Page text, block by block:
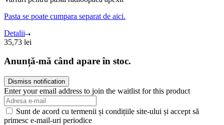
Pasta se poate cumpara separat de aici.
Detalii
35,73 lei
Anunță-mă când apare în stoc.
Dismiss notification
Enter your email address to join the waitlist for this product
Sunt de acord cu termenii și condițiile site-ului și accept să
primesc e-mail-uri periodice